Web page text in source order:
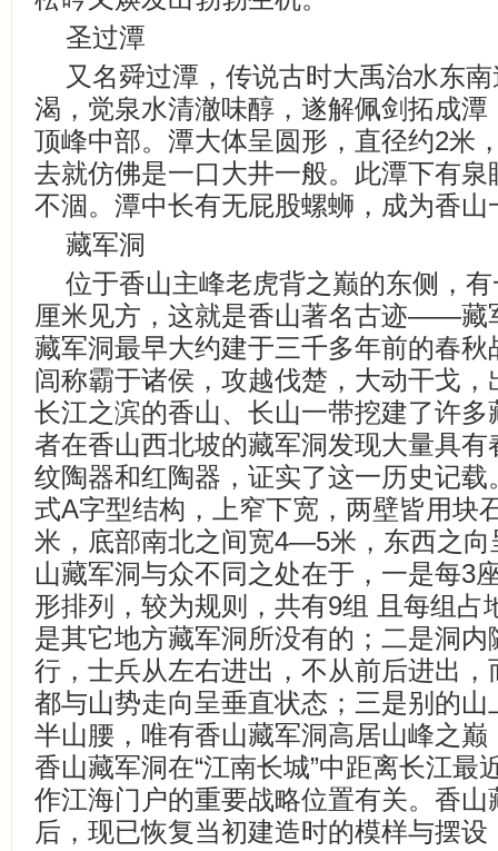
圣过潭
又名舜过潭，传说古时大禹治水东
渴，觉泉水清澈味醇，遂解佩剑拓成
顶峰中部。潭大体呈圆形，直径约2米
去就仿佛是一口大井一般。此潭下有
不涸。潭中长有无屁股螺蛳，成为香山
藏军洞
位于香山主峰老虎背之巅的东侧，
厘米见方，这就是香山著名古迹——藏
藏军洞最早大约建于三千多年前的春
闾称霸于诸侯，攻越伐楚，大动干戈
长江之滨的香山、长山一带挖建了许
者在香山西北坡的藏军洞发现大量具
纹陶器和红陶器，证实了这一历史记
式A字型结构，上窄下宽，两壁皆用块
米，底部南北之间宽4—5米，东西之向
山藏军洞与众不同之处在于，一是每3
形排列，较为规则，共有9组 且每组占
是其它地方藏军洞所没有的；二是洞
行，士兵从左右进出，不从前后进出
都与山势走向呈垂直状态；三是别的
半山腰，唯有香山藏军洞高居山峰之
香山藏军洞在“江南长城”中距离长江最
作江海门户的重要战略位置有关。香
后，现已恢复当初建造时的模样与摆